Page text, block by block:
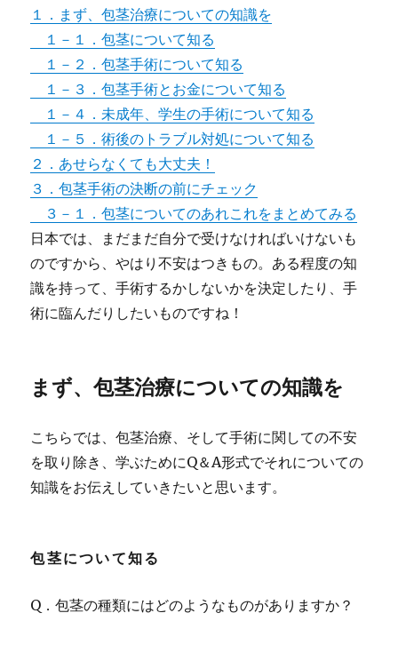
１．まず、包茎治療についての知識を
１－１．包茎について知る
１－２．包茎手術について知る
１－３．包茎手術とお金について知る
１－４．未成年、学生の手術について知る
１－５．術後のトラブル対処について知る
２．あせらなくても大丈夫！
３．包茎手術の決断の前にチェック
３－１．包茎についてのあれこれをまとめてみる
日本では、まだまだ自分で受けなければいけないも
のですから、やはり不安はつきもの。ある程度の知
識を持って、手術するかしないかを決定したり、手
術に臨んだりしたいものですね！
まず、包茎治療についての知識を
こちらでは、包茎治療、そして手術に関しての不安
を取り除き、学ぶためにQ＆A形式でそれについての
知識をお伝えしていきたいと思います。
包茎について知る
Q．包茎の種類にはどのようなものがありますか？